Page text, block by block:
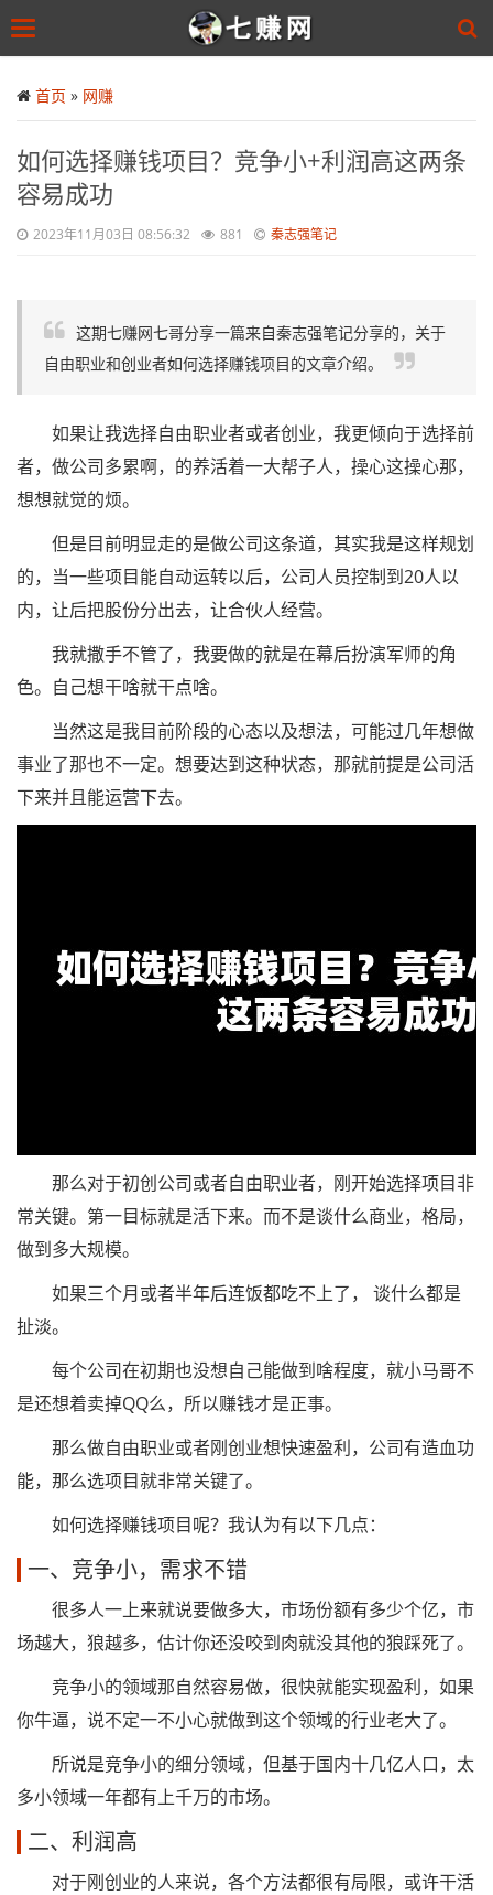
to
main
Toggle
首页 » 网赚
如何选择赚钱项目？竞争小+利润高这两条
容易成功
2023年11月03日 08:56:32 881 秦志强笔记
这期七赚网七哥分享一篇来自秦志强笔记分享的，关于
自由职业和创业者如何选择赚钱项目的文章介绍。
如果让我选择自由职业者或者创业，我更倾向于选择前
者，做公司多累啊，的养活着一大帮子人，操心这操心那，
想想就觉的烦。
但是目前明显走的是做公司这条道，其实我是这样规划
的，当一些项目能自动运转以后，公司人员控制到20人以
内，让后把股份分出去，让合伙人经营。
我就撒手不管了，我要做的就是在幕后扮演军师的角
色。自己想干啥就干点啥。
当然这是我目前阶段的心态以及想法，可能过几年想做
事业了那也不一定。想要达到这种状态，那就前提是公司活
下来并且能运营下去。
那么对于初创公司或者自由职业者，刚开始选择项目非
常关键。第一目标就是活下来。而不是谈什么商业，格局，
做到多大规模。
如果三个月或者半年后连饭都吃不上了， 谈什么都是
扯淡。
每个公司在初期也没想自己能做到啥程度，就小马哥不
是还想着卖掉QQ么，所以赚钱才是正事。
那么做自由职业或者刚创业想快速盈利，公司有造血功
能，那么选项目就非常关键了。
如何选择赚钱项目呢？我认为有以下几点：
一、竞争小，需求不错
很多人一上来就说要做多大，市场份额有多少个亿，市
场越大，狼越多，估计你还没咬到肉就没其他的狼踩死了。
竞争小的领域那自然容易做，很快就能实现盈利，如果
你牛逼，说不定一不小心就做到这个领域的行业老大了。
所说是竞争小的细分领域，但基于国内十几亿人口，太
多小领域一年都有上千万的市场。
二、利润高
对于刚创业的人来说，各个方法都很有局限，或许干活